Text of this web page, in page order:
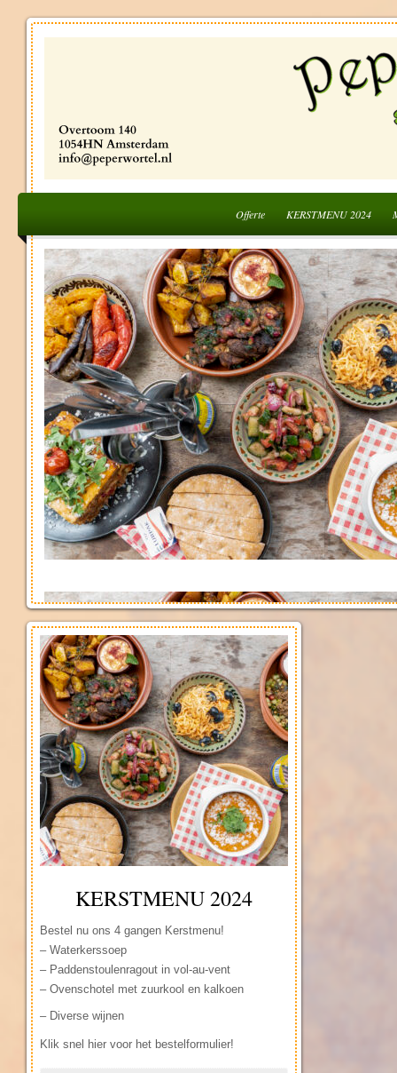
Offerte KERSTMENU 2024
KERSTMENU 2024
Bestel nu ons 4 gangen Kerstmenu!
– Waterkerssoep
– Paddenstoulenragout in vol-au-vent
– Ovenschotel met zuurkool en kalkoen
– Ovenschotel met zuurkool en trappistenkaas
– Diverse wijnen
Klik snel hier voor het bestelformulier!